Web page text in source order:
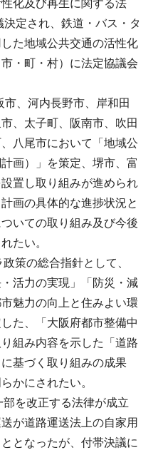
化及び再生に関する法
定され、鉄道・バス・タ
た地域公共交通の活性化
・町・村）に法定協議会
、河内長野市、岸和田
、太子町、阪南市、吹田
八尾市において「地域公
画）」を策定、堺市、富
置し取り組みが進められ
画の具体的な進捗状況と
いての取り組み及び今後
たい。
策の総合指針として、
活力の実現」「防災・減
魅力の向上と住みよい環
た、「大阪府都市整備中
組み内容を示した「道路
基づく取り組みの成果
かにされたい。
を改正する法律が成立
が道路運送法上の自家用
となったが、付帯決議に